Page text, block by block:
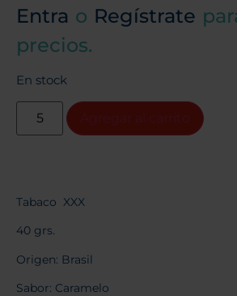
Entra o Regístrate
precios.
En stock
Tabaco XXX
40 grs.
Origen: Brasil
Sabor: Caramelo